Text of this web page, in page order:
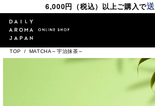
6,000円（税込）以上ご購入で
TOP MATCHA～宇治抹茶～